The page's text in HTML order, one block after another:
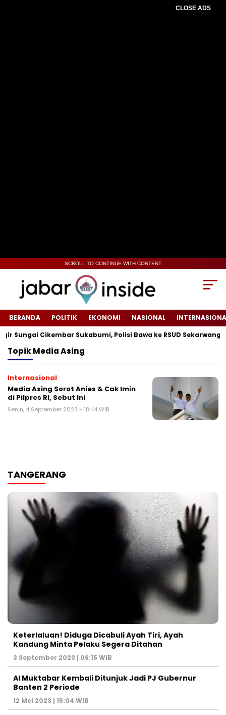
CLOSE ADS
SCROLL TO CONTINUE WITH CONTENT
BERANDA POLITIK EKONOMI NASIONAL
Cikembar Sukabumi, Polisi Bawa ke RSUD Sekarwangi‎
TopikMedia Asing
Internasional
Media Asing Sorot Anies & Cak Imin
di Pilpres RI, Sebut Ini
Senin, 4 September 2023 - 18:44 WIB
TANGERANG
Keterlaluan! Diduga Dicabuli Ayah Tiri, Ayah
Kandung Minta Pelaku Segera Ditahan
3 September 2023 | 06:15 WIB
Al Muktabar Kembali Ditunjuk Jadi PJ Gubernur
Banten 2 Periode
12 Mei 2023 | 15:04 WIB